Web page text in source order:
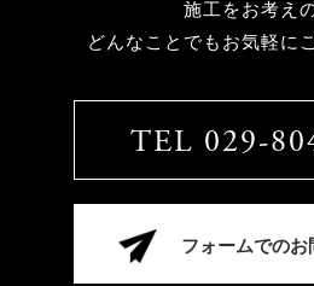
施工をお考え
どんなことでもお気軽に
TEL 029-
フォームでの